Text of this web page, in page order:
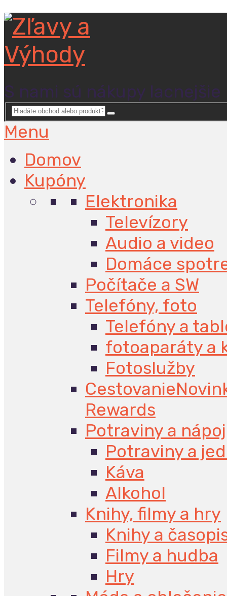
S nami sú nákupy lacnejšie
Menu
Domov
Kupóny
Elektronika
Televízory
Audio a video
Domáce
Počítače a SW
Telefóny, foto
Telefóny a
fotoaparáty a
Fotoslužby
Cestovanie
Rewards
Potraviny a
Potraviny a
Káva
Alkohol
Knihy, filmy a hry
Knihy a
Filmy a hudba
Hry